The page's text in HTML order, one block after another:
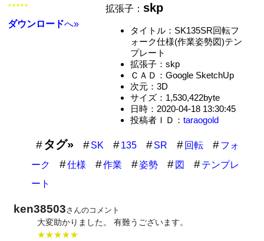
★★★★★
ダウンロードへ»
拡張子：skp
タイトル：SK135SR回転フ
ォーク仕様(作業姿勢図)テン
プレート
拡張子：skp
ＣＡＤ：Google SketchUp
次元：3D
サイズ：1,530,422byte
日時：2020-04-18 13:30:45
投稿者ＩＤ： taraogold
タグ» SK 135 SR 回転
フォ
ーク
仕様 作業 姿勢 図
テンプレ
ート
ken38503さんのコメント
大変助かりました。 有難うございます。
★★★★★